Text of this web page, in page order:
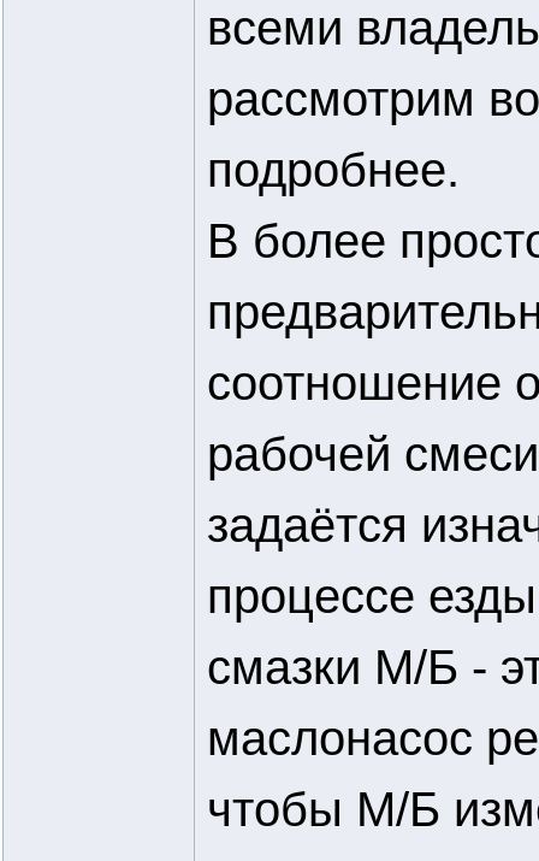
всеми
рассмотрим
подробнее.
В более
соотношение
рабочей
задаётся
процессе
смазки М/Б -
маслонасос
чтобы М/Б